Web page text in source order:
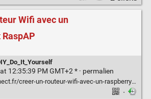
Wifi avec un
12:35:39 PM GMT+2 * · permalien
un-routeur-wifi-avec-un-raspberry-pi-et-raspap/
·